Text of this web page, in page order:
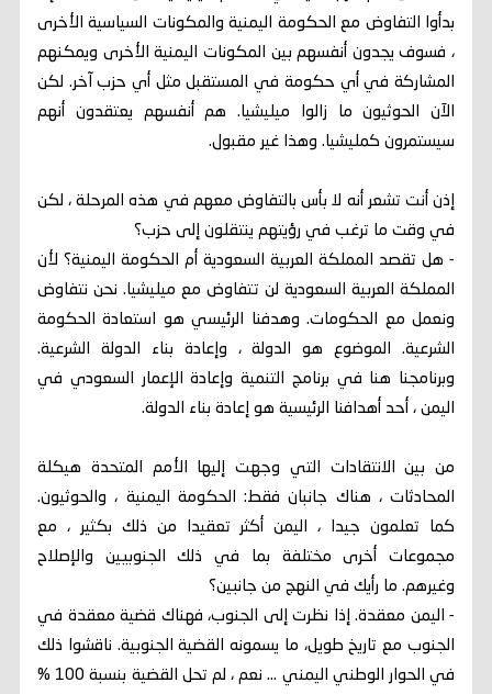
بدأوا التفاوض مع الحكومة اليمنية والمكونات السياسية الأخرى
، فسوف يجدون أنفسهم بين المكونات اليمنية الأخرى ويمكنهم
المشاركة في أي حكومة في المستقبل مثل أي حزب آخر. لكن
الآن الحوثيون ما زالوا ميليشيا. هم أنفسهم يعتقدون أنهم
سيستمرون كمليشيا. وهذا غير مقبول.
إذن أنت تشعر أنه لا بأس بالتفاوض معهم في هذه المرحلة ، لكن
في وقت ما ترغب في رؤيتهم ينتقلون إلى حزب؟
- هل تقصد المملكة العربية السعودية أم الحكومة اليمنية؟ لأن
المملكة العربية السعودية لن تتفاوض مع ميليشيا. نحن نتفاوض
ونعمل مع الحكومات. وهدفنا الرئيسي هو استعادة الحكومة
الشرعية. الموضوع هو الدولة ، وإعادة بناء الدولة الشرعية.
وبرنامجنا هنا في برنامج التنمية وإعادة الإعمار السعودي في
اليمن ، أحد أهدافنا الرئيسية هو إعادة بناء الدولة.
من بين الانتقادات التي وجهت إليها الأمم المتحدة هيكلة
المحادثات ، هناك جانبان فقط: الحكومة اليمنية ، والحوثيون.
كما تعلمون جيدا ، اليمن أكثر تعقيدا من ذلك بكثير ، مع
مجموعات أخرى مختلفة بما في ذلك الجنوبيين والإصلاح
وغيرهم. ما رأيك في النهج من جانبين؟
- اليمن معقدة. إذا نظرت إلى الجنوب، فهناك قضية معقدة في
الجنوب مع تاريخ طويل، ما يسمونه القضية الجنوبية. ناقشوا ذلك
في الحوار الوطني اليمني ... نعم ، لم تحل القضية بنسبة 100 %